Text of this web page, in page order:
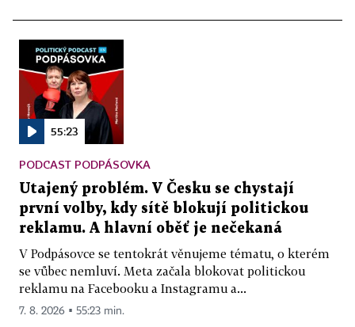
55:23
PODCAST PODPÁSOVKA
Utajený problém. V Česku se chystají
první volby, kdy sítě blokují politickou
reklamu. A hlavní oběť je nečekaná
V Podpásovce se tentokrát věnujeme tématu, o kterém
se vůbec nemluví. Meta začala blokovat politickou
reklamu na Facebooku a Instagramu a...
7. 8. 2026 ▪ 55:23 min.